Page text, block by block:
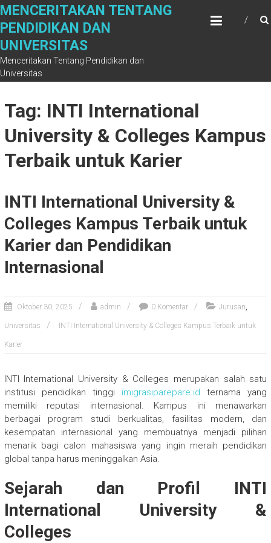
Skip
content
MENCERITAKAN TENTANG
PENDIDIKAN DAN
UNIVERSITAS
Menceritakan Tentang Pendidikan dan
Universitas
Tag: INTI International
University & Colleges Kampus
Terbaik untuk Karier
INTI International University &
Colleges Kampus Terbaik untuk
Karier dan Pendidikan
Internasional
Oktober 30, 2025 admin 0 Komentar Jurusan,
Universitas INTI International University & Colleges Kampus Terbaik untuk
Karier
INTI International University & Colleges merupakan salah satu
institusi pendidikan tinggi imigrasiparepare.id ternama yang
memiliki reputasi internasional. Kampus ini menawarkan
berbagai program studi berkualitas, fasilitas modern, dan
kesempatan internasional yang membuatnya menjadi pilihan
menarik bagi calon mahasiswa yang ingin meraih pendidikan
global tanpa harus meninggalkan Asia.
Sejarah dan Profil INTI
International University &
Colleges